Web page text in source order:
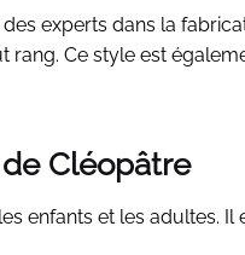
experts dans la
rang. Ce style est
Cléopâtre
enfants et les adultes.